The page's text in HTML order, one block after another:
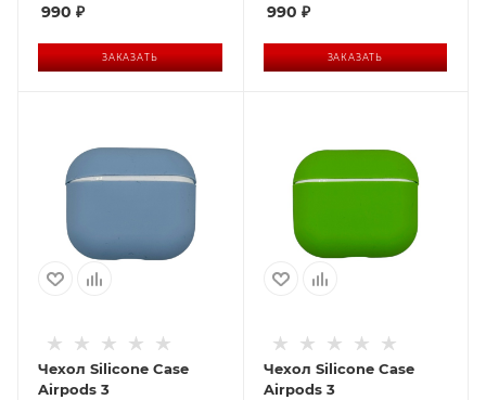
990 ₽
ЗАКАЗАТЬ
990 ₽
ЗАКАЗАТЬ
Чехол Silicone Case
Airpods 3
Чехол Silicone Case
Airpods 3